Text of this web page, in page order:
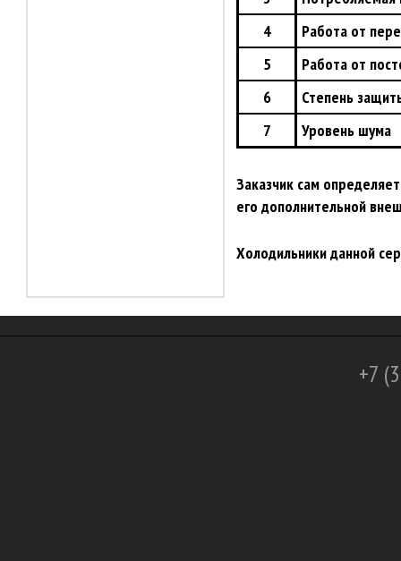
4
Работа от
5
Работа от
6
Степень
7
Уровень шума
Заказчик сам
его дополнительной
Холодильники данной
+7